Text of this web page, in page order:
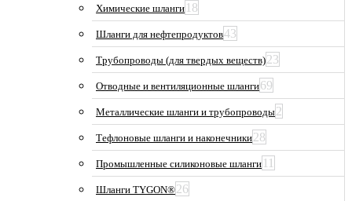
Химические шланги 18
Шланги для нефтепродуктов43
Трубопроводы (для твердых веществ)23
Отводные и вентиляционные шланги69
Металлические шланги и трубопроводы2
Тефлоновые шланги и наконечники28
Промышленные силиконовые шланги 11
Шланги TYGON®26